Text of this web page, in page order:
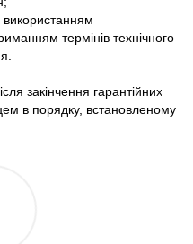
термінів технічного
закінчення гарантійних
в порядку, встановленому